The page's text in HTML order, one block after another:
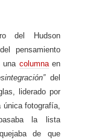
del Hudson
pensamiento
una columnaen
del
liderado por
fotografía,
la lista
de que